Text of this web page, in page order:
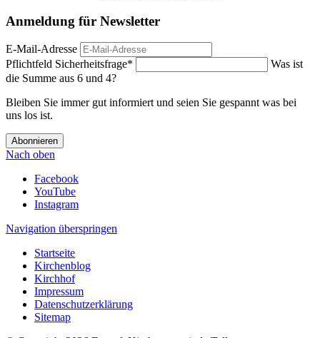
Anmeldung für Newsletter
E-Mail-Adresse
Pflichtfeld Sicherheitsfrage*
Was ist
die Summe aus 6 und 4?
Bleiben Sie immer gut informiert und seien Sie gespannt was bei
uns los ist.
Abonnieren
Nach oben
Facebook
YouTube
Instagram
Navigation überspringen
Startseite
Kirchenblog
Kirchhof
Impressum
Datenschutzerklärung
Sitemap